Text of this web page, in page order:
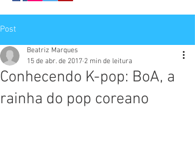
Post
Conhecendo K-pop: BoA, a
rainha do pop coreano
Beatriz Marques
15 de abr. de 2017 2 min de leitura